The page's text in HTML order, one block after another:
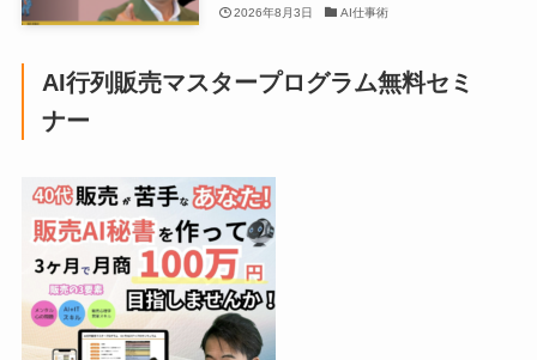
2026年8月3日 AI仕事術
AI行列販売マスタープログラム無料セミ
ナー